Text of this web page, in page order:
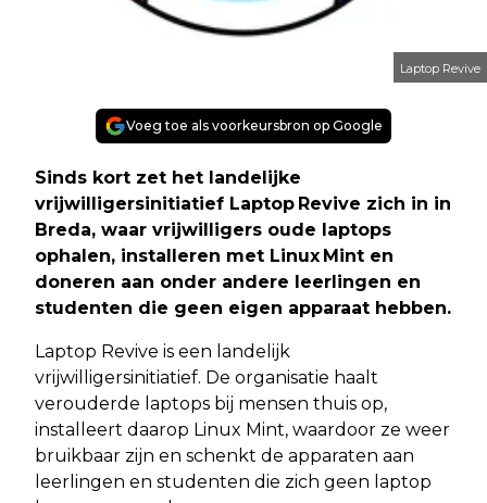
Laptop Revive
Voeg toe als voorkeursbron op Google
Sinds kort zet het landelijke
vrijwilligersinitiatief Laptop Revive zich in in
Breda, waar vrijwilligers oude laptops
ophalen, installeren met Linux Mint en
doneren aan onder andere leerlingen en
studenten die geen eigen apparaat hebben.
Laptop Revive is een landelijk
vrijwilligersinitiatief. De organisatie haalt
verouderde laptops bij mensen thuis op,
installeert daarop Linux Mint, waardoor ze weer
bruikbaar zijn en schenkt de apparaten aan
leerlingen en studenten die zich geen laptop